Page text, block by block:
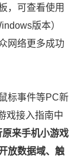
，可查看使用
版本）
网络更多成功
标事件等PC新
戏接入指南中
来手机小游戏
放数据域、触